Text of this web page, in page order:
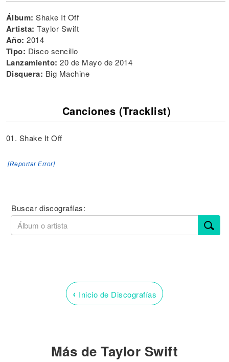
Álbum: Shake It Off
Artista: Taylor Swift
Año: 2014
Tipo: Disco sencillo
Lanzamiento: 20 de Mayo de 2014
Disquera: Big Machine
Canciones (Tracklist)
01. Shake It Off
[Reportar Error]
Buscar discografías:
‹ Inicio de Discografías
Más de Taylor Swift